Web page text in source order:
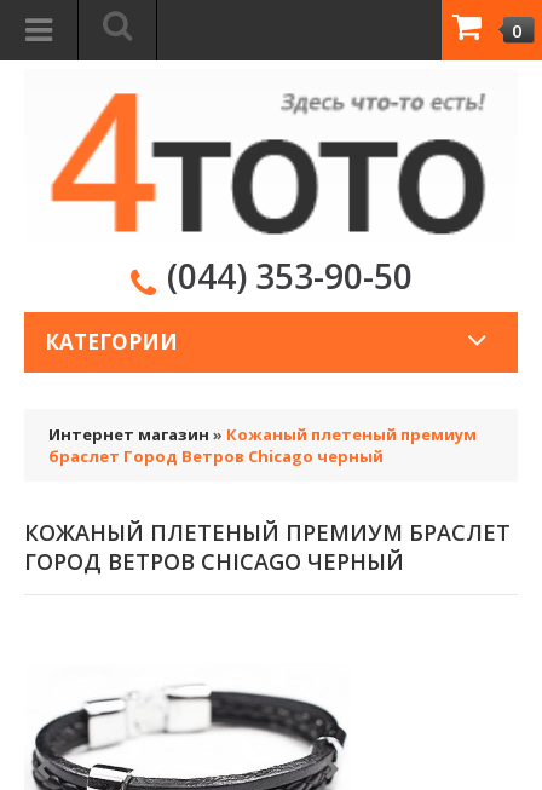
0
(044) 353-90-50
КАТЕГОРИИ
Интернет магазин » Кожаный плетеный премиум
браслет Город Ветров Chicago черный
КОЖАНЫЙ ПЛЕТЕНЫЙ ПРЕМИУМ БРАСЛЕТ
ГОРОД ВЕТРОВ CHICAGO ЧЕРНЫЙ